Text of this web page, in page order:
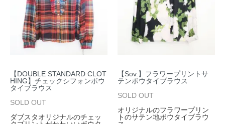
【DOUBLE STANDARD CLOT
HING】チェックシフォンボウ
タイブラウス
SOLD OUT
ダブスタオリジナルのチェッ
【Sov.】フラワープリントサ
テンボウタイブラウス
SOLD OUT
オリジナルのフラワープリン
トのサテン地ボウタイブラウ